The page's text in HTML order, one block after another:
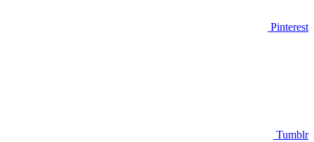
Pinterest
Tumblr